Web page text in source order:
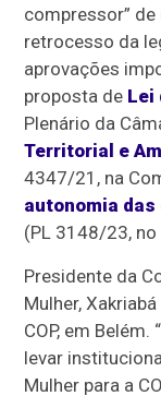
compressor”
retrocesso da
aprovações
proposta de Lei
Plenário da
Territorial e
4347/21, na
autonomia
(PL 3148/23, no
Presidente da
Mulher,
COP, em
levar
Mulher para a